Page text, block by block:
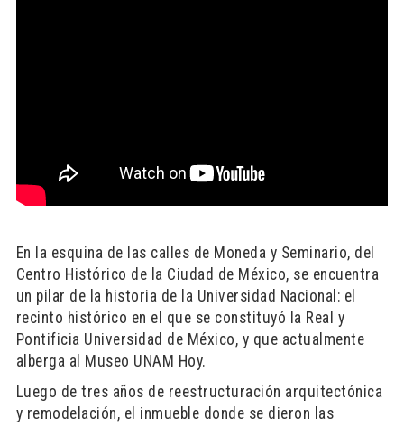
En la esquina de las calles de Moneda y Seminario, del
Centro Histórico de la Ciudad de México, se encuentra
un pilar de la historia de la Universidad Nacional: el
recinto histórico en el que se constituyó la Real y
Pontificia Universidad de México, y que actualmente
alberga al Museo UNAM Hoy.
Luego de tres años de reestructuración arquitectónica
y remodelación, el inmueble donde se dieron las